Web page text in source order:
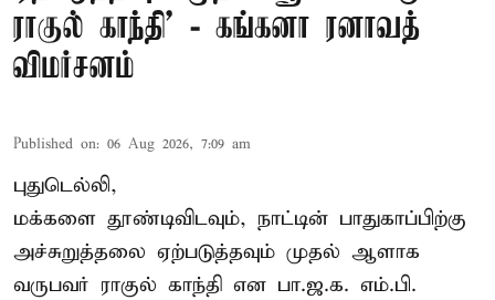
ராகுல் காந்தி’ - கங்கனா ரனாவத்
விமர்சனம்
Published on: 06 Aug 2026, 7:09 am
புதுடெல்லி,
மக்களை தூண்டிவிடவும், நாட்டின் பாதுகாப்பிற்கு
அச்சுறுத்தலை ஏற்படுத்தவும் முதல் ஆளாக
வருபவர் ராகுல் காந்தி என பா.ஜ.க. எம்.பி.